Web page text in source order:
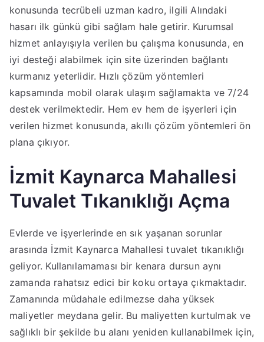
konusunda tecrübeli uzman kadro, ilgili Alındaki
hasarı ilk günkü gibi sağlam hale getirir. Kurumsal
hizmet anlayışıyla verilen bu çalışma konusunda, en
iyi desteği alabilmek için site üzerinden bağlantı
kurmanız yeterlidir. Hızlı çözüm yöntemleri
kapsamında mobil olarak ulaşım sağlamakta ve 7/24
destek verilmektedir. Hem ev hem de işyerleri için
verilen hizmet konusunda, akıllı çözüm yöntemleri ön
plana çıkıyor.
İzmit Kaynarca Mahallesi
Tuvalet Tıkanıklığı Açma
Evlerde ve işyerlerinde en sık yaşanan sorunlar
arasında İzmit Kaynarca Mahallesi tuvalet tıkanıklığı
geliyor. Kullanılamaması bir kenara dursun aynı
zamanda rahatsız edici bir koku ortaya çıkmaktadır.
Zamanında müdahale edilmezse daha yüksek
maliyetler meydana gelir. Bu maliyetten kurtulmak ve
sağlıklı bir şekilde bu alanı yeniden kullanabilmek için,